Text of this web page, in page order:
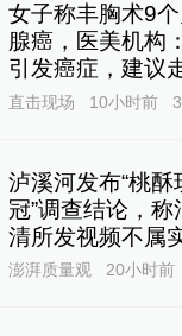
女子称丰胸术9
腺癌，医美机构
引发癌症，建议
直击现场 10小时前
泸溪河发布“桃酥
冠”调查结论，
清所发视频不属
澎湃质量观 20小时前